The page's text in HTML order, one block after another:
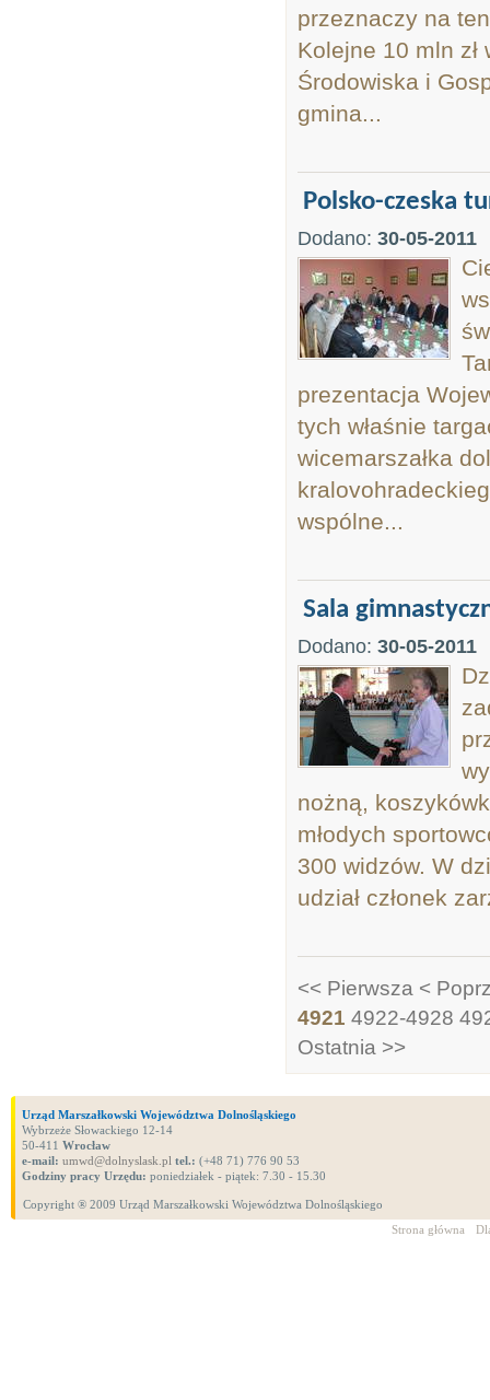
przeznaczy na
Kolejne 10 mln
Środowiska i
gmina...
Polsko-czeska
Dodano: 30-05-2011
prezentacja
tych właśnie
wicemarszałka
wspólne...
Sala
Dodano: 30-05-2011
nożną,
młodych
300 widzów. W
udział członek
<< Pierwsza <
4921 4922-4928
Ostatnia >>
Urząd Marszałkowski Województwa Dolnośląskiego
Wybrzeże Słowackiego 12-14
50-411 Wrocław
e-mail: umwd@dolnyslask.pl tel.: (+48 71) 776 90 53
Godziny pracy Urzędu: poniedziałek - piątek: 7.30 - 15.30
Copyright ® 2009 Urząd Marszałkowski Województwa Dolnośląskiego
Strona główna